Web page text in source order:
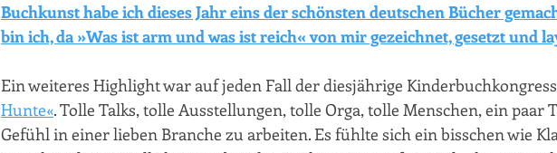
Buchkunst habe ich dieses Jahr eins der schönsten deutschen Bücher
bin ich, da »Was ist arm und was ist reich« von mir gezeichnet, gesetzt und
Ein weiteres Highlight war auf jeden Fall der diesjährige Kinderbuchkongress
Hunte«. Tolle Talks, tolle Ausstellungen, tolle Orga, tolle Menschen, ein paar
Gefühl in einer lieben Branche zu arbeiten. Es fühlte sich ein bisschen wie